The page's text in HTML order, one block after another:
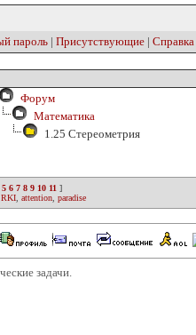
пароль | Присутствующие | Справка
Форум
Математика
1.25 Стереометрия
5 6 7 8 9 10 11 ]
RKI attention paradise
задачи.